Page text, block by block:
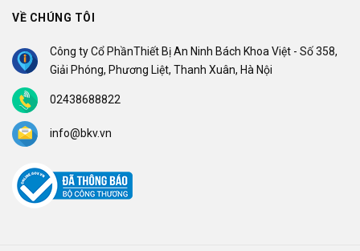
VỀ CHÚNG TÔI
Công ty Cổ PhầnThiết Bị An Ninh Bách Khoa Việt - Số 358,
Giải Phóng, Phương Liệt, Thanh Xuân, Hà Nội
02438688822
info@bkv.vn